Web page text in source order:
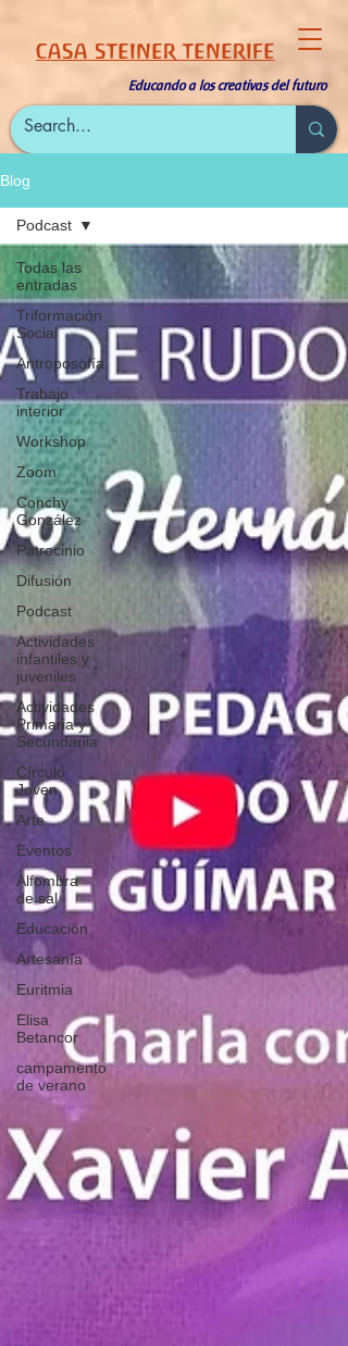
CASA STEINER TENERIFE
Educando a los creativas del futuro
Blog
Todas las
entradas
Triformación
Social
Antroposofía
Trabajo
interior
Workshop
Zoom
Conchy
González
Patrocinio
Difusión
Podcast
Actividades
infantiles y
juveniles
Actividades
Primaria y
Secundariia
Círculo
Joven
Arte
Eventos
Alfombra
de sal
Educación
Artesanía
Euritmia
Elisa
Betancor
campamento
de verano
Podcast